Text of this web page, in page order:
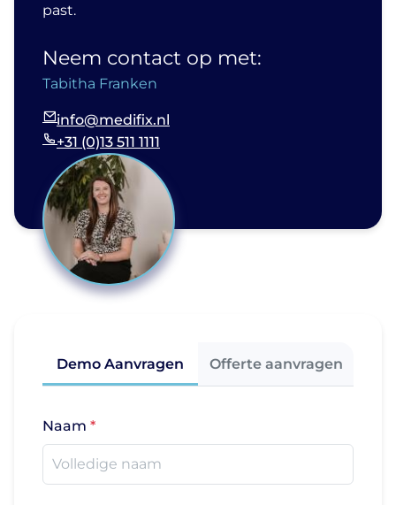
past.
Neem contact op met:
Tabitha Franken
info@medifix.nl
+31 (0)13 511 1111
Demo Aanvragen Offerte aanvragen
Naam